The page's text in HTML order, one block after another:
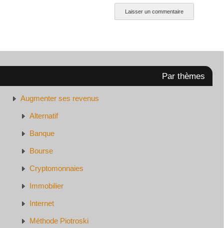
Par thèmes
Augmenter ses revenus
Alternatif
Banque
Bourse
Cryptomonnaies
Immobilier
Internet
Méthode Piotroski